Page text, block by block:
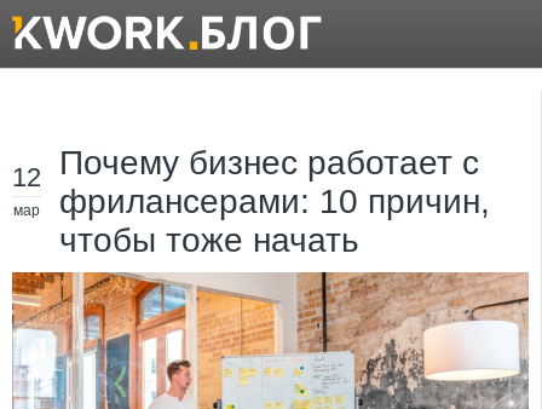
12
мар
Почему бизнес работает с
фрилансерами: 10 причин,
чтобы тоже начать